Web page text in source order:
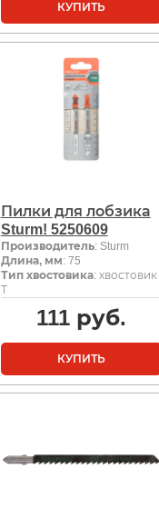
КУПИТЬ
Пилки для лобзика
Sturm! 5250609
Производитель: Sturm
Длина, мм: 75
Тип хвостовика: хвостовик
Т
111руб.
КУПИТЬ